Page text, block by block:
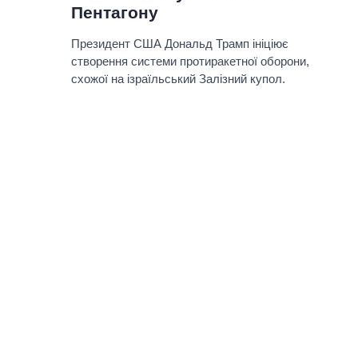
Пентагону
Президент США Дональд Трамп ініціює
створення системи протиракетної оборони,
схожої на ізраїльський Залізний купол.